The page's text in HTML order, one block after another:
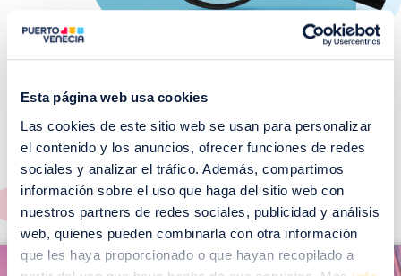
Esta página web usa cookies
Las cookies de este sitio web se usan para personalizar
el contenido y los anuncios, ofrecer funciones de redes
sociales y analizar el tráfico. Además, compartimos
información sobre el uso que haga del sitio web con
nuestros partners de redes sociales, publicidad y análisis
web, quienes pueden combinarla con otra información
que les haya proporcionado o que hayan recopilado a
¡No te pierdas nuestros
EVENTOS!
Ver todos >
m